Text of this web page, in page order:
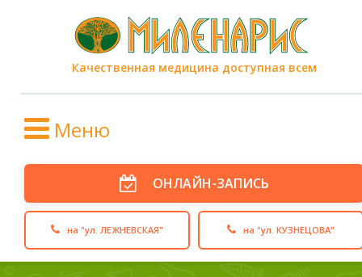
Качественная медицина доступная всем
Меню
ОНЛАЙН-ЗАПИСЬ
на "ул. ЛЕЖНЕВСКАЯ" на "ул. КУЗНЕЦОВА"